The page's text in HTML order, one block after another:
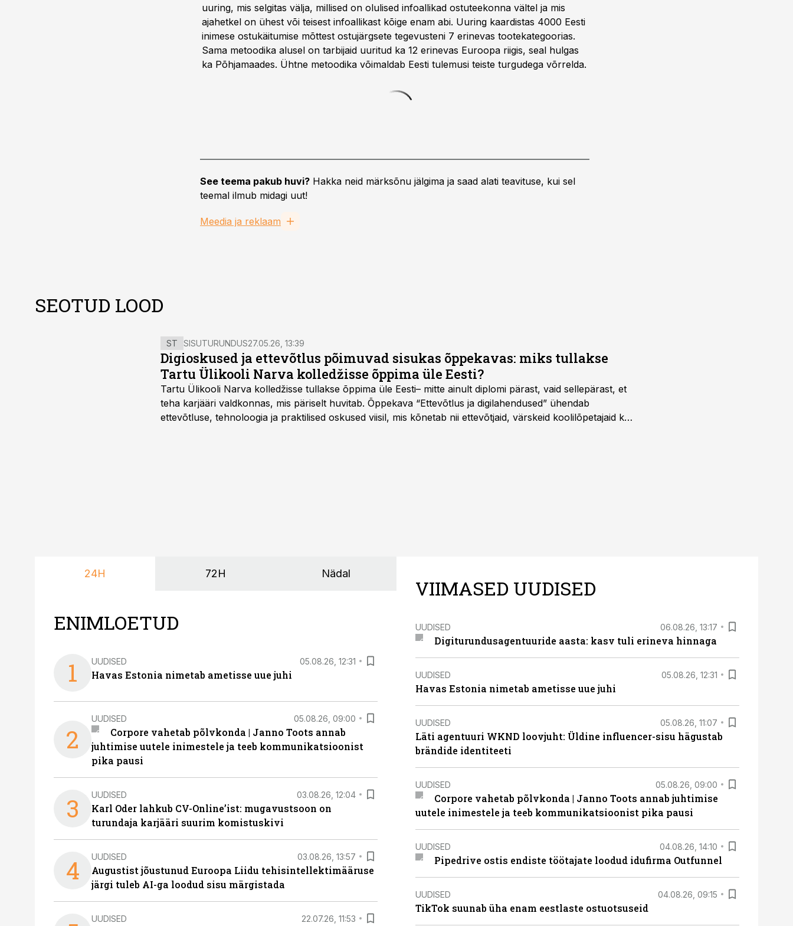
uuring, mis selgitas välja, millised on olulised infoallikad ostuteekonna vältel ja mis
ajahetkel on ühest või teisest infoallikast kõige enam abi. Uuring kaardistas 4000 Eesti
inimese ostukäitumise mõttest ostujärgsete tegevusteni 7 erinevas tootekategoorias.
Sama metoodika alusel on tarbijaid uuritud ka 12 erinevas Euroopa riigis, seal hulgas
ka Põhjamaades. Ühtne metoodika võimaldab Eesti tulemusi teiste turgudega võrrelda.
See teema pakub huvi? Hakka neid märksõnu jälgima ja saad alati teavituse, kui sel
teemal ilmub midagi uut!
Meedia ja reklaam
SEOTUD LOOD
ST SISUTURUNDUS27.05.26, 13:39
Digioskused ja ettevõtlus põimuvad sisukas õppekavas: miks tullakse
Tartu Ülikooli Narva kolledžisse õppima üle Eesti?
Tartu Ülikooli Narva kolledžisse tullakse õppima üle Eesti– mitte ainult diplomi pärast, vaid sellepärast, et
teha karjääri valdkonnas, mis päriselt huvitab. Õppekava “Ettevõtlus ja digilahendused” ühendab
ettevõtluse, tehnoloogia ja praktilised oskused viisil, mis kõnetab nii ettevõtjaid, värskeid koolilõpetajaid kui
24H 72H Nädal
ENIMLOETUD
1 UUDISED 05.08.26, 12:31
Havas Estonia nimetab ametisse uue juhi
2
UUDISED 05.08.26, 09:00
Corpore vahetab põlvkonda | Janno Toots annab
juhtimise uutele inimestele ja teeb kommunikatsioonist
pika pausi
3 UUDISED 03.08.26, 12:04
Karl Oder lahkub CV-Online’ist: mugavustsoon on
turundaja karjääri suurim komistuskivi
4 UUDISED 03.08.26, 13:57
Augustist jõustunud Euroopa Liidu tehisintellektimääruse
järgi tuleb AI-ga loodud sisu märgistada
UUDISED 22.07.26, 11:53
VIIMASED UUDISED
UUDISED 06.08.26, 13:17
Digiturundusagentuuride aasta: kasv tuli erineva hinnaga
UUDISED 05.08.26, 12:31
Havas Estonia nimetab ametisse uue juhi
UUDISED 05.08.26, 11:07
Läti agentuuri WKND loovjuht: Üldine influencer-sisu hägustab
brändide identiteeti
UUDISED 05.08.26, 09:00
Corpore vahetab põlvkonda | Janno Toots annab juhtimise
uutele inimestele ja teeb kommunikatsioonist pika pausi
UUDISED 04.08.26, 14:10
Pipedrive ostis endiste töötajate loodud idufirma Outfunnel
UUDISED 04.08.26, 09:15
TikTok suunab üha enam eestlaste ostuotsuseid